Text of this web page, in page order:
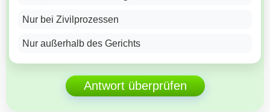
Nur bei Zivilprozessen
Nur außerhalb des Gerichts
Antwort überprüfen